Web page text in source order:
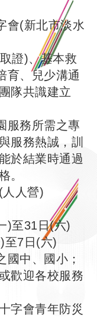
會(新北市淡水
證)、基本救
育、兒少溝通
隊共識建立
服務所需之專
服務熱誠，訓
於結業時通過
。
人人營)
)至31日(六)
至7日(六)
國中、國小；
歡迎各校服務
字會青年防災